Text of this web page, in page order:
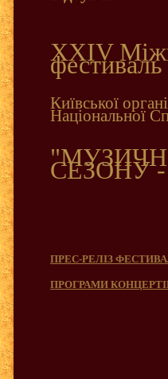
ХХІV
фестиваль
Київської
Національної
СЕЗОНУ -
ПРЕС-РЕЛІЗ
ПРОГРАМИ